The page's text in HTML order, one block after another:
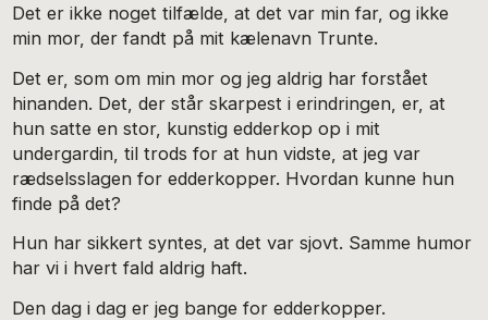
Det er ikke noget tilfælde, at det var min far, og ikke
min mor, der fandt på mit kælenavn Trunte.
Det er, som om min mor og jeg aldrig har forstået
hinanden. Det, der står skarpest i erindringen, er, at
hun satte en stor, kunstig edderkop op i mit
undergardin, til trods for at hun vidste, at jeg var
rædselsslagen for edderkopper. Hvordan kunne hun
finde på det?
Hun har sikkert syntes, at det var sjovt. Samme humor
har vi i hvert fald aldrig haft.
Den dag i dag er jeg bange for edderkopper.